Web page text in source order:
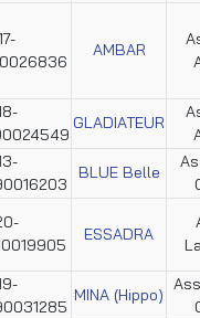
AMBAR
GLADIATEUR
BLUE Belle
ESSADRA
MINA (Hippo)